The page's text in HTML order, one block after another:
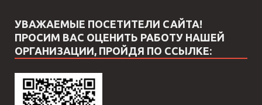
УВАЖАЕМЫЕ ПОСЕТИТЕЛИ САЙТА!
ПРОСИМ ВАС ОЦЕНИТЬ РАБОТУ НАШЕЙ
ОРГАНИЗАЦИИ, ПРОЙДЯ ПО ССЫЛКЕ: